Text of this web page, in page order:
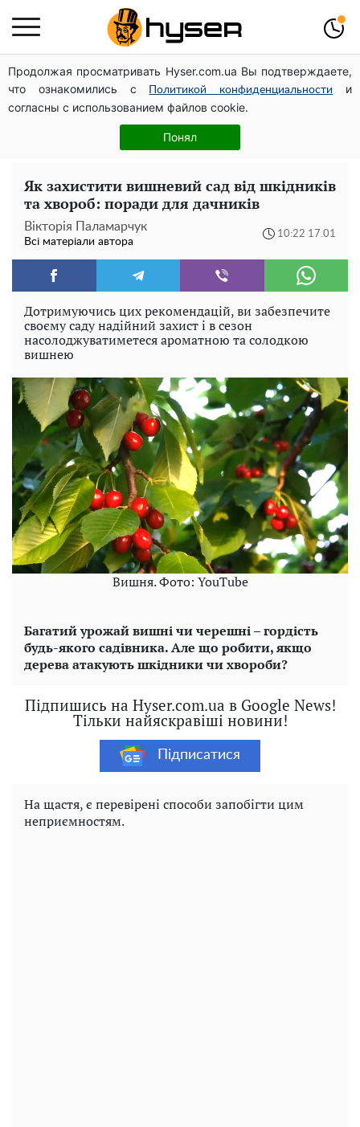
Продолжая просматривать Hyser.com.ua Вы подтверждаете,
что ознакомились с
Политикой конфиденциальности
и
согласны с использованием файлов cookie.
Понял
Як учасник бойових дій може оформити пільгу на
оплату комунальних послуг: інструкція
Весь секрет в одній таблетці аспірину: рецепт хрумкої
та соковитої капусти на зиму. Навіть п'яти банок вам
Як захистити вишневий сад від шкідників
та хвороб: поради для дачників
Вікторія Паламарчук
Всі матеріали автора
10:22 17.01
Дотримуючись цих рекомендацій, ви забезпечите
своєму саду надійний захист і в сезон
насолоджуватиметеся ароматною та солодкою
вишнею
Вишня. Фото: YouTube
Багатий урожай вишні чи черешні – гордість
будь-якого садівника. Але що робити, якщо
дерева атакують шкідники чи хвороби?
Підпишись на Hyser.com.ua в Google News!
Тільки найяскравіші новини!
Підписатися
На щастя, є перевірені способи запобігти цим
неприємностям.